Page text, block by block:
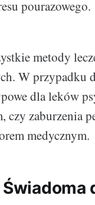
pourazowego.
metody
W przypadku
dla leków
czy zaburzenia
medycznym.